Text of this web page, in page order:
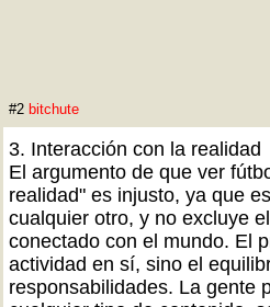
#2 bitchute
3. Interacción con la realidad
El argumento de que ver
realidad" es injusto, ya que
cualquier otro, y no excluye
conectado con el mundo. El
actividad en sí, sino el
responsabilidades. La gente